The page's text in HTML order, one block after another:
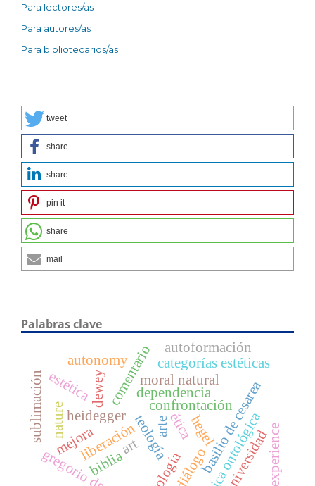
Para lectores/as
Para autores/as
Para bibliotecarios/as
tweet
share
share
pin it
share
mail
Palabras clave
biblia
teología
heidegger hegel
confrontaciónbasilio de cesarea
dependencia
crítica ontológica
liberación
diálogo
ética
universidad
comentariomoral natural
dewey
arte
categorías estéticas
art
estética
nature
experience
autonomy
autoformación
mejora
sublimación